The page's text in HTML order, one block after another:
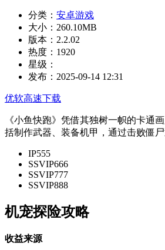
分类： 安卓游戏
大小： 260.10MB
版本： 2.2.02
热度： 1920
星级：
发布： 2025-09-14 12:31
优软高速下载
《小鱼快跑》凭借其独树一帜的卡通
括制作武器、装备机甲，通过击败僵
IP555
SSVIP666
SSVIP777
SSVIP888
机宠探险攻略
收益来源